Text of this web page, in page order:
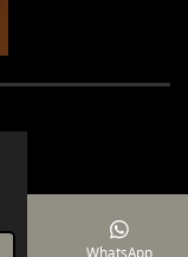
WhatsApp